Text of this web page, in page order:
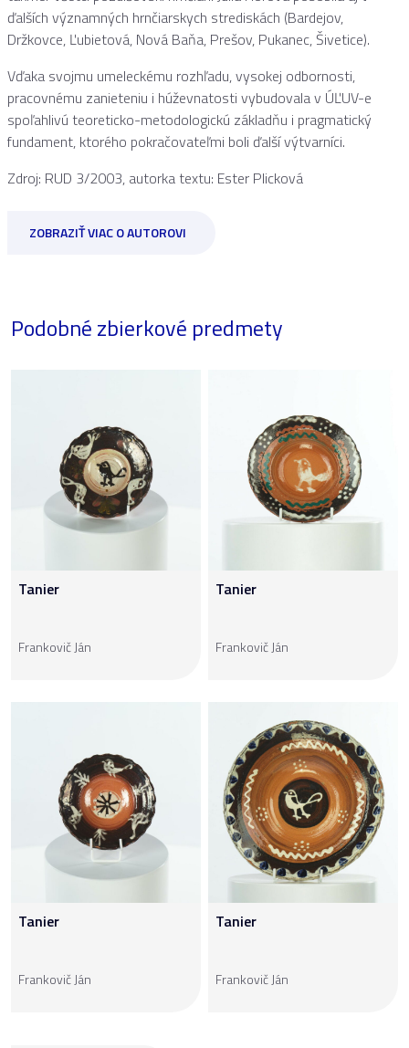
ďalších významných hrnčiarskych strediskách (Bardejov,
Držkovce, Ľubietová, Nová Baňa, Prešov, Pukanec, Šivetice).
Vďaka svojmu umeleckému rozhľadu, vysokej odbornosti,
pracovnému zanieteniu i húževnatosti vybudovala v ÚĽUV-e
spoľahlivú teoreticko-metodologickú základňu i pragmatický
fundament, ktorého pokračovateľmi boli ďalší výtvarníci.
Zdroj: RUD 3/2003, autorka textu: Ester Plicková
ZOBRAZIŤ VIAC O AUTOROVI
Podobné zbierkové predmety
Tanier
Frankovič Ján
Tanier
Frankovič Ján
Tanier
Frankovič Ján
Tanier
Frankovič Ján